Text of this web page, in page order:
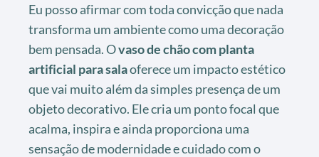
Eu posso afirmar com toda convicção que nada
transforma um ambiente como uma decoração
bem pensada. Ovaso de chão com planta
artificial para salaoferece um impacto estético
que vai muito além da simples presença de um
objeto decorativo. Ele cria um ponto focal que
acalma, inspira e ainda proporciona uma
sensação de modernidade e cuidado com o